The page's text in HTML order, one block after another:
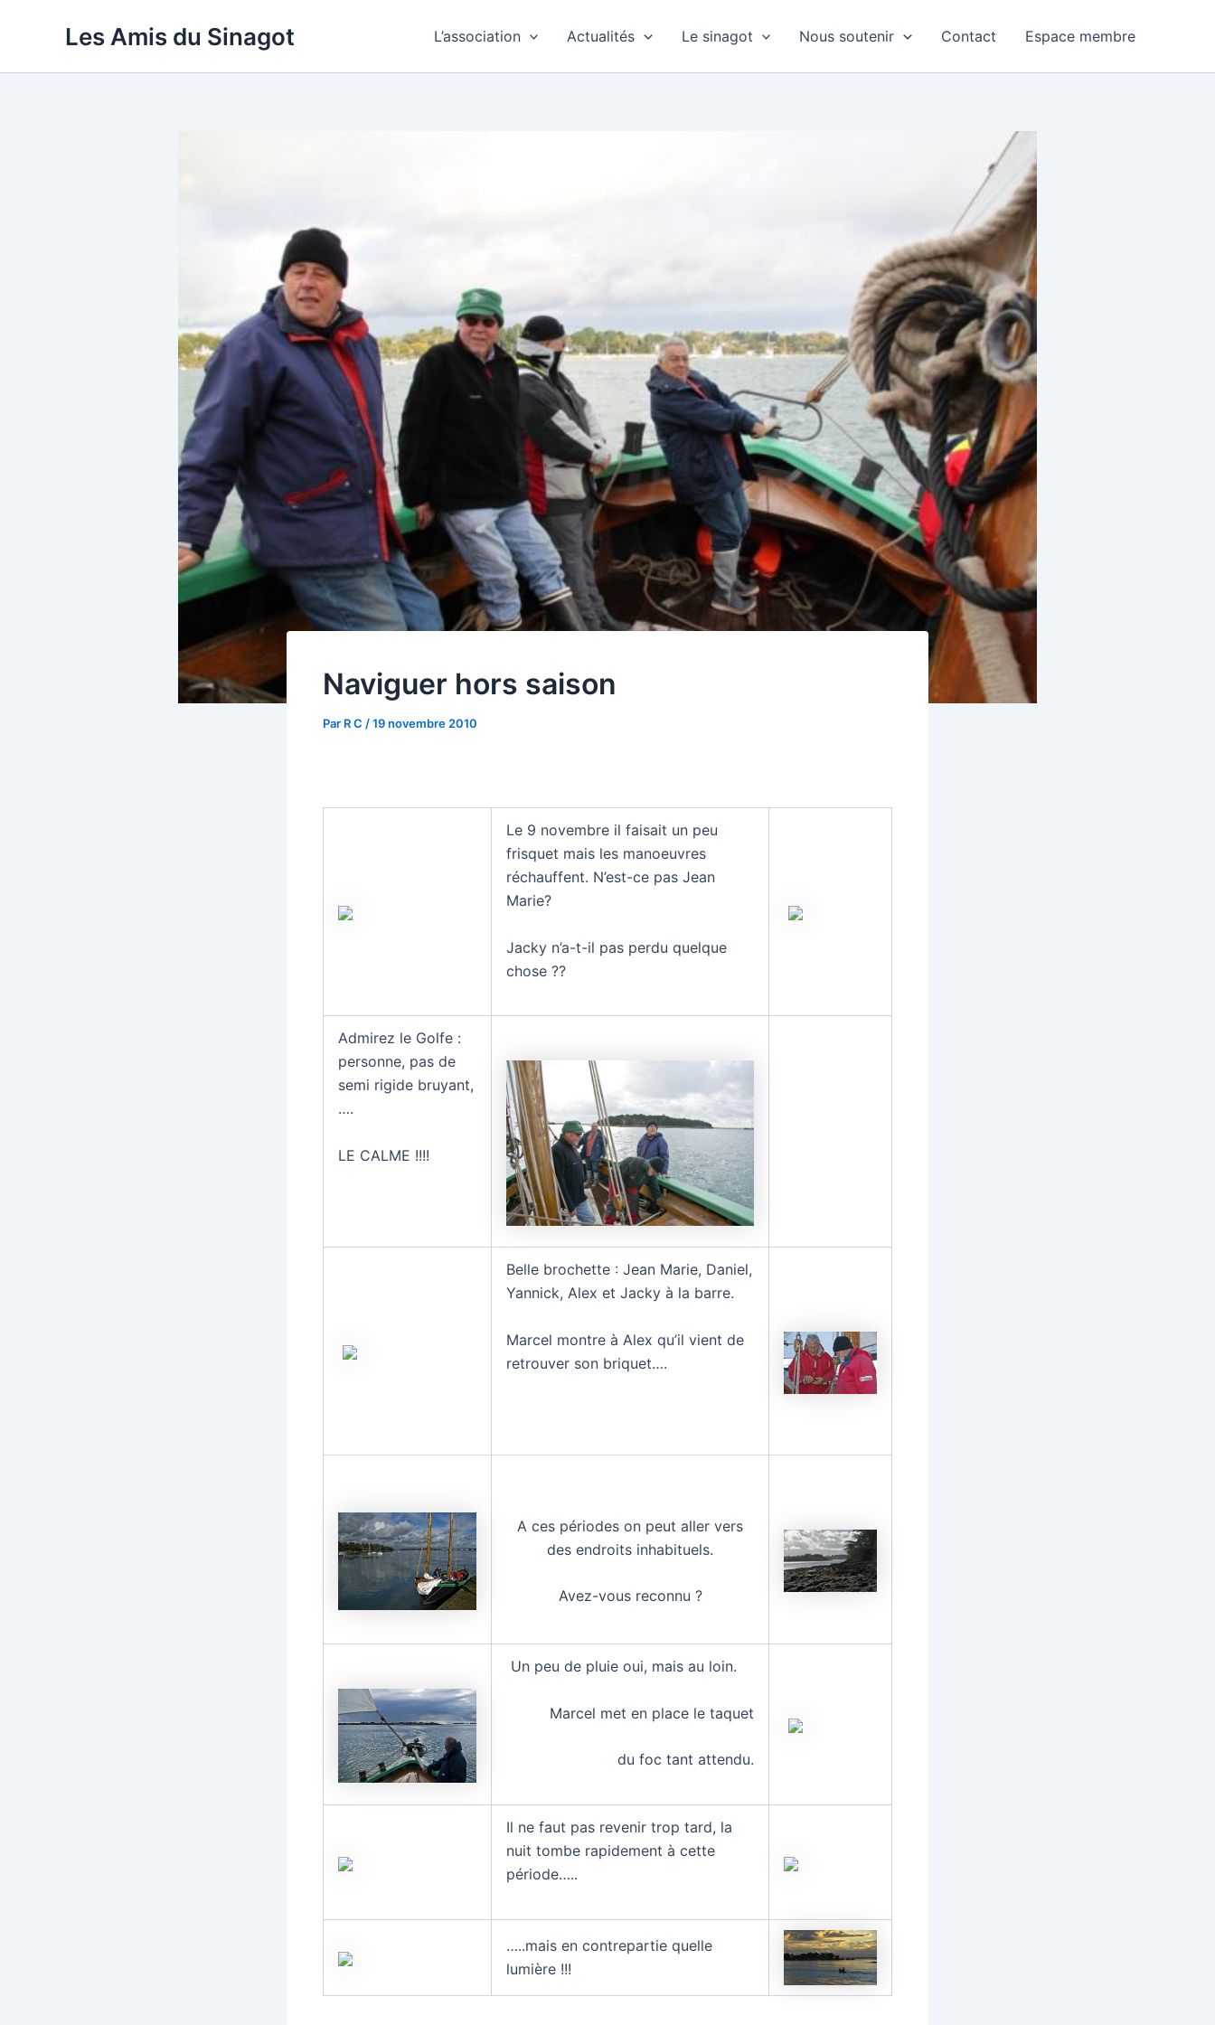
Les Amis du Sinagot L’association Actualités Le sinagot Nous soutenir Contact Espace membre
Naviguer hors saison
Par R C /19 novembre 2010
Le 9 novembre il faisait un peu
frisquet mais les manoeuvres
réchauffent. N’est-ce pas Jean
Marie?
Jacky n’a-t-il pas perdu quelque
chose ??
Admirez le Golfe :
personne, pas de
semi rigide bruyant,
….
LE CALME !!!!
Belle brochette : Jean Marie, Daniel,
Yannick, Alex et Jacky à la barre.
Marcel montre à Alex qu’il vient de
retrouver son briquet….
A ces périodes on peut aller vers
des endroits inhabituels.
Avez-vous reconnu ?
Un peu de pluie oui, mais au loin.
Marcel met en place le taquet
du foc tant attendu.
Il ne faut pas revenir trop tard, la
nuit tombe rapidement à cette
période…..
…..mais en contrepartie quelle
lumière !!!